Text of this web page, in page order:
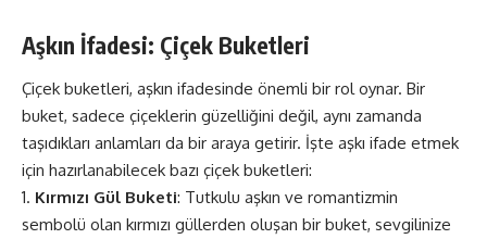
Aşkın İfadesi: Çiçek Buketleri
Çiçek buketleri, aşkın ifadesinde önemli bir rol oynar. Bir
buket, sadece çiçeklerin güzelliğini değil, aynı zamanda
taşıdıkları anlamları da bir araya getirir. İşte aşkı ifade etmek
için hazırlanabilecek bazı çiçek buketleri:
Kırmızı Gül Buketi: Tutkulu aşkın ve romantizmin
sembolü olan kırmızı güllerden oluşan bir buket, sevgilinize